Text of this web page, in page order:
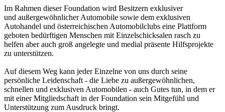
Im Rahmen dieser Foundation wird Besitzern exklusiver
und außergewöhnlicherAutomobile sowie dem exklusiven
Autohandel und österreichischen Automobilclubs eine Plattform
geboten bedürftigen Menschen mit Einzelschicksalen rasch zu
helfen aber auch groß angelegte und medial präsente Hilfsprojekte
zu unterstützen.
Auf diesem Weg kann jeder Einzelne von uns durch seine
persönliche Leidenschaft - die Liebe zu außergewöhnlichen,
schnellen und exklusiven Automobilen - auch Gutes tun, in dem er
mit einer Mitgliedschaft in der Foundation sein Mitgefühl und
Unterstützung zum Ausdruck bringt.